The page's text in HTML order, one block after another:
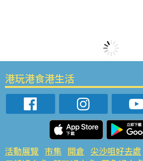
港玩港食港生活
活動展覽 市集 開倉 尖沙咀好去處